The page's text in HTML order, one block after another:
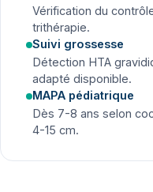
Vérification du
trithérapie.
Suivi grossesse
Détection HTA
adapté disponible.
MAPA pédiatrique
Dès 7-8 ans selon
4-15 cm.